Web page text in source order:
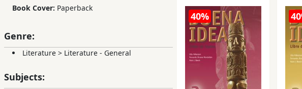
Services
Book Cover: Paperback
Genre:
Literature > Literature - General
Subjects:
förståelsen av det man hör
behövs just i den aktuella
detta att perfekt tas upp
40%